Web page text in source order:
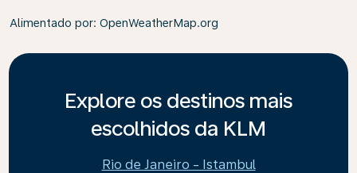
Alimentado por: OpenWeatherMap.org
Explore os destinos mais
escolhidos da KLM
Rio de Janeiro - Istambul